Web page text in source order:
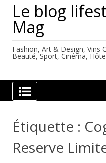
Le blog
Mag
Fashion, Art & Design, Vins
Beauté, Sport, Cinéma,
Étiquette :
Reserve